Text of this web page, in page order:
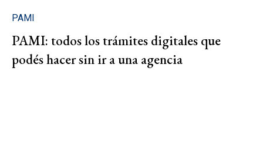
PAMI
PAMI: todos los trámites digitales que
podés hacer sin ir a una agencia